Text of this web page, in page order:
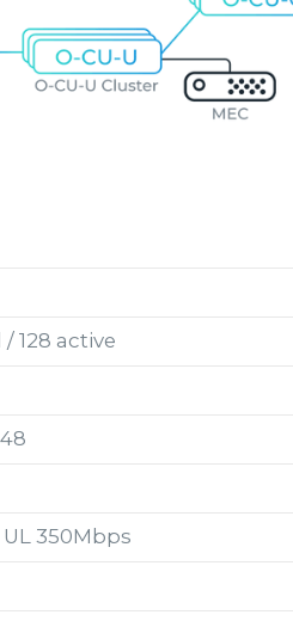
128 active
UL 350Mbps